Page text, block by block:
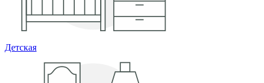
Детская